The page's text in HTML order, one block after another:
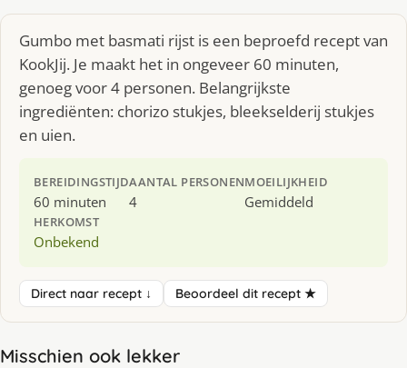
Gumbo met basmati rijst is een beproefd recept van
KookJij. Je maakt het in ongeveer 60 minuten,
genoeg voor 4 personen. Belangrijkste
ingrediënten: chorizo stukjes, bleekselderij stukjes
en uien.
BEREIDINGSTIJD
60 minuten
AANTAL PERSONEN
4
MOEILIJKHEID
Gemiddeld
HERKOMST
Onbekend
Direct naar recept ↓ Beoordeel dit recept ★
Misschien ook lekker